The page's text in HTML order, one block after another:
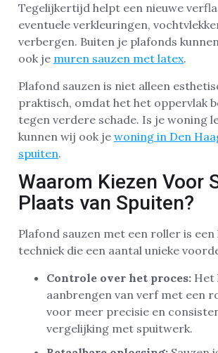
Tegelijkertijd helpt een nieuwe
eventuele verkleuringen,
verbergen. Buiten je plafonds
ook je muren sauzen met latex.
Plafond sauzen is niet alleen
praktisch, omdat het het oppervlak
tegen verdere schade. Is je woning
kunnen wij ook je woning in Den
spuiten.
Waarom Kiezen Voor
Plaats van Spuiten?
Plafond sauzen met een roller is een
techniek die een aantal unieke
Controle over het proces: Het
aanbrengen van verf met een
voor meer precisie en
vergelijking met spuitwerk.